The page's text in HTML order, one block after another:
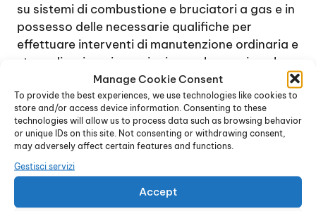
Manage Cookie Consent
To provide the best experiences, we use technologies like cookies to
store and/or access device information. Consenting to these
technologies will allow us to process data such as browsing behavior
or unique IDs on this site. Not consenting or withdrawing consent,
may adversely affect certain features and functions.
Gestisci servizi
Accept
su sistemi di combustione e bruciatori a gas e in
possesso delle necessarie qualifiche per
effettuare interventi di manutenzione ordinaria e
straordinaria e riparazioni complesse, sia nel
contesto delle norme legislative, sia per
risolvere problemi di funzionamento, guasti e
anomalie.
In caso di blocchi della caldaia e problemi di
funzionamento, si raccomanda di evitare
assolutamente qualsiasi intervento fai da te e di
rivolgersi immediatamente ad un tecnico
esperto: la presenza di un bruciatore a gas e di